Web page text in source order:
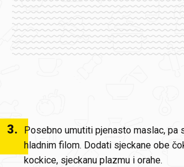
3.
Posebno umutiti pjenasto maslac, pa
hladnim filom. Dodati sjeckane obe
kockice, sjeckanu plazmu i orahe.